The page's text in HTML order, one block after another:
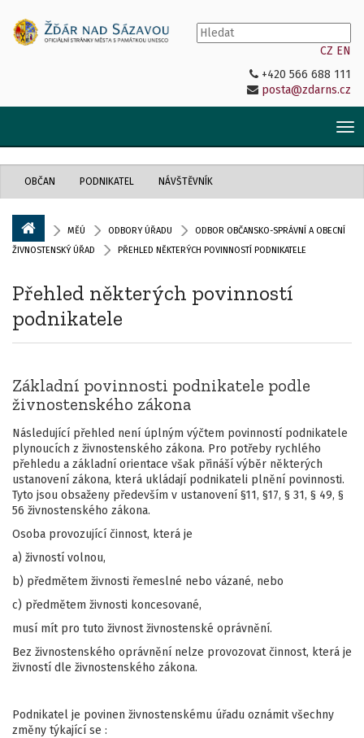
CZ EN
+420 566 688 111
posta@zdarns.cz
OBČAN PODNIKATEL NÁVŠTĚVNÍK
MĚÚ ODBORY ÚŘADU
ODBOR OBČANSKO-SPRÁVNÍ A OBECNÍ
ŽIVNOSTENSKÝ ÚŘAD
PŘEHLED NĚKTERÝCH POVINNOSTÍ PODNIKATELE
Přehled některých povinností
podnikatele
Základní povinnosti podnikatele podle
živnostenského zákona
Následující přehled není úplným výčtem povinností podnikatele
plynoucích z živnostenského zákona. Pro potřeby rychlého
přehledu a základní orientace však přináší výběr některých
ustanovení zákona, která ukládají podnikateli plnění povinnosti.
Tyto jsou obsaženy především v ustanovení §11, §17, § 31, § 49, §
56 živnostenského zákona.
Osoba provozující činnost, která je
a) živností volnou,
b) předmětem živnosti řemeslné nebo vázané, nebo
c) předmětem živnosti koncesované,
musí mít pro tuto živnost živnostenské oprávnění.
Bez živnostenského oprávnění nelze provozovat činnost, která je
živností dle živnostenského zákona.
Podnikatel je povinen živnostenskému úřadu oznámit všechny
změny týkající se :